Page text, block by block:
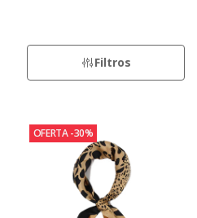
Filtros
OFERTA -30%